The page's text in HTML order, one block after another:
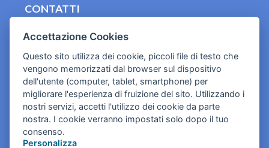
CONTATTI
Cookies e informativa privacy
Accettazione Cookies
Questo sito utilizza dei cookie, piccoli file di testo che
vengono memorizzati dal browser sul dispositivo
dell'utente (computer, tablet, smartphone) per
migliorare l'esperienza di fruizione del sito. Utilizzando i
nostri servizi, accetti l'utilizzo dei cookie da parte
nostra. I cookie verranno impostati solo dopo il tuo
consenso.
Personalizza